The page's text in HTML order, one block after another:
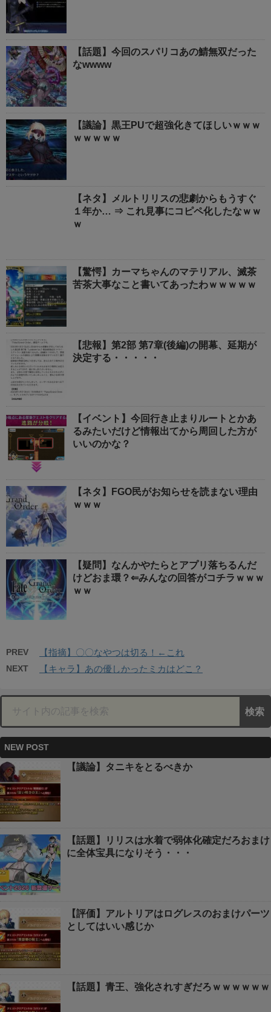
【話題】今回のスパリコあの鯖無双だった
なwwww
【議論】黒王PUで超強化きてほしいｗｗｗ
ｗｗｗｗｗ
【ネタ】メルトリリスの悲劇からもうすぐ
１年か… ⇒ これ見事にコピペ化したなｗｗ
ｗ
【驚愕】カーマちゃんのマテリアル、滅茶
苦茶大事なこと書いてあったわｗｗｗｗｗ
【悲報】第2部 第7章(後編)の開幕、延期が
決定する・・・・・
【イベント】今回行き止まりルートとかあ
るみたいだけど情報出てから周回した方が
いいのかな？
【ネタ】FGO民がお知らせを読まない理由
ｗｗｗ
【疑問】なんかやたらとアプリ落ちるんだ
けどおま環？⇐みんなの回答がコチラｗｗｗ
ｗｗ
PREV 【指摘】〇〇なやつは切る！←これ
NEXT 【キャラ】あの優しかったミカはどこ？
NEW POST
【議論】タニキをとるべきか
【話題】リリスは水着で弱体化確定だろおまけ
に全体宝具になりそう・・・
【評価】アルトリアはログレスのおまけパーツ
としてはいい感じか
【話題】青王、強化されすぎだろｗｗｗｗｗｗ